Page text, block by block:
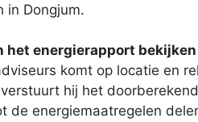
in Dongjum.
het energierapport bekijken
komt op locatie en
hij het
de energiemaatregelen